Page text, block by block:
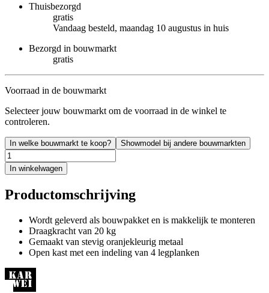
Thuisbezorgd
gratis
Vandaag besteld, maandag 10 augustus in huis
Bezorgd in bouwmarkt
gratis
Voorraad in de bouwmarkt
Selecteer jouw bouwmarkt om de voorraad in de winkel te
controleren.
In welke bouwmarkt te koop? Showmodel bij andere bouwmarkten
In winkelwagen
Productomschrijving
Wordt geleverd als bouwpakket en is makkelijk te monteren
Draagkracht van 20 kg
Gemaakt van stevig oranjekleurig metaal
Open kast met een indeling van 4 legplanken